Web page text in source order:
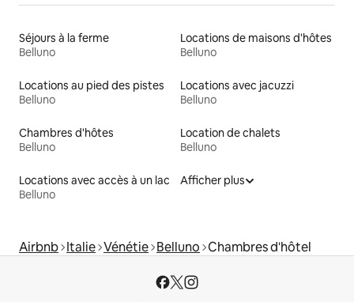
Séjours à la ferme
Belluno
Locations de maisons d'hôtes
Belluno
Locations au pied des pistes
Belluno
Locations avec jacuzzi
Belluno
Chambres d'hôtes
Belluno
Location de chalets
Belluno
Locations avec accès à un lac
Belluno
Afficher plus
Airbnb Italie Vénétie Belluno Chambres d'hôtel